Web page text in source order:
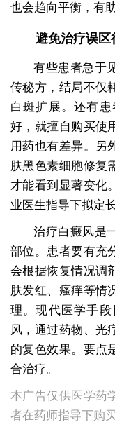
也会趋向平衡，有
避免治疗误区
有些患者急于
传秘方，结局不仅
白斑扩展。还有
好，就擅自购买使
用药也有差异。另
肤黑色素细胞修复
才能看到显著变化
业医生指导下拟定
治疗白癜风是
部位。患者要有充
会根据恢复情况调
肤发红、瘙痒等情
理。现代医学手
风，通过药物、光
的复色效果。要点
合治疗。
本广告仅供医学药
者在药师指导下购